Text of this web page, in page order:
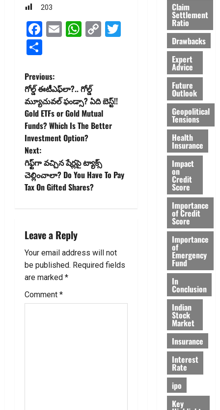
203
Facebook
EmailWhatsApp
Copy Twitter
P
o
s
t
n
a
g
a
t
i
Previous:
గోల్డ్ ఈటీఎఫ్‌లా?.. గోల్డ్
మ్యూచువల్ ఫండ్సా? ఏది బెస్ట్‌!!
Gold ETFs or Gold Mutual
Funds? Which Is The Better
Investment Option?
Next:
గిఫ్ట్‌గా వచ్చిన షేర్లపై ట్యాక్స్
చెల్లించాలా? Do You Have To Pay
Tax On Gifted Shares?
Leave a Reply
Your email address will not
be published. Required fields
are marked *
Comment *
Claim
Settlement
Ratio
Drawbacks
Expert
Advice
Future
Outlook
Geopolitical
Tensions
Health
Insurance
Impact
on
Credit
Score
Importance
of Credit
Score
Importance
of
Emergency
Fund
In
Conclusion
Indian
Stock
Market
Insurance
Interest
Rate
ipo
Key